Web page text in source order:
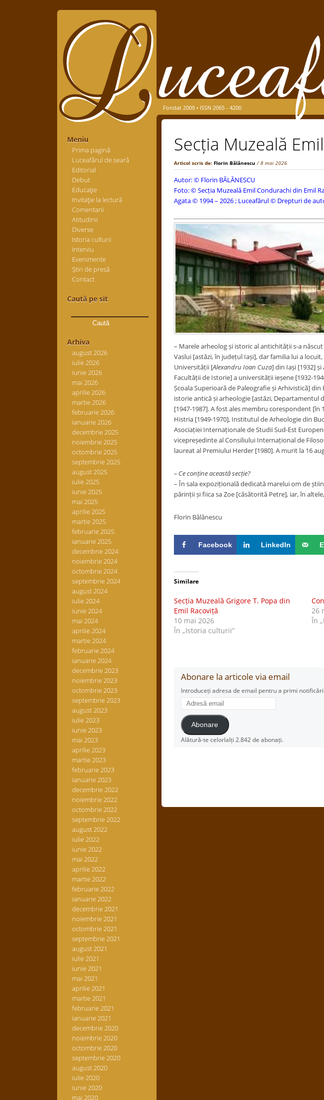
Meniu
Prima pagină
Luceafărul de seară
Editorial
Debut
Educaţie
Invitaţie la lectură
Comentarii
Atitudinii
Diverse
Istoria culturii
Interviu
Evenimente
Știri de presă
Contact
Caută pe sit
după:
Arhiva
august 2026
iulie 2026
iunie 2026
mai 2026
aprilie 2026
martie 2026
februarie 2026
ianuarie 2026
decembrie 2025
noiembrie 2025
octombrie 2025
septembrie 2025
august 2025
iulie 2025
iunie 2025
mai 2025
aprilie 2025
martie 2025
februarie 2025
ianuarie 2025
decembrie 2024
noiembrie 2024
octombrie 2024
septembrie 2024
august 2024
iulie 2024
iunie 2024
mai 2024
aprilie 2024
martie 2024
februarie 2024
ianuarie 2024
decembrie 2023
noiembrie 2023
octombrie 2023
septembrie 2023
august 2023
iulie 2023
iunie 2023
mai 2023
aprilie 2023
martie 2023
februarie 2023
ianuarie 2023
decembrie 2022
noiembrie 2022
octombrie 2022
septembrie 2022
august 2022
iulie 2022
iunie 2022
mai 2022
aprilie 2022
martie 2022
februarie 2022
ianuarie 2022
decembrie 2021
noiembrie 2021
octombrie 2021
septembrie 2021
august 2021
iulie 2021
iunie 2021
mai 2021
aprilie 2021
martie 2021
februarie 2021
ianuarie 2021
decembrie 2020
noiembrie 2020
octombrie 2020
septembrie 2020
august 2020
iulie 2020
iunie 2020
mai 2020
Fondat 2009 • ISSN 2065 - 4200
Secția Muzeală
Articol scris de: Florin Bălănescu / 8 mai 2026
Autor: © Florin BĂLĂNESCU
Foto: © Secția Muzeală Emil Condurachi din Emil
Agata © 1994 – 2026 ; Luceafărul © Drepturi de
– Marele arheolog și istoric al antichității s-a
Vaslui [astăzi, în județul Iași], dar familia lui a
Universității [Alexandru Ioan Cuza] din Iași [1932]
Facultății de Istorie] a universității ieșene [1932-
Școala Superioară de Paleografie și Arhivistică]
istorie antică și arheologie [astăzi, Departamentul
[1947-1987]. A fost ales membru corespondent
Histria [1949-1970], Institutul de Arheologie din
Asociației Internaționale de Studii Sud-Est
vicepreședinte al Consiliului Internațional de
laureat al Premiului Herder [1980]. A murit la 16
– Ce conține această secție?
– În sala expozițională dedicată marelui om de
părinții și fiica sa Zoe [căsătorită Petre], iar, în
Florin Bălănescu
Facebook LinkedIn
Similare
Secția Muzeală Grigore T. Popa din
Emil Racoviță
10 mai 2026
În „Istoria culturii”
26
În
Abonare la articole via email
Introduceți adresa de email pentru a primi
Adresă
email
Abonare
Alătură-te celorlalți 2.842 de abonați.